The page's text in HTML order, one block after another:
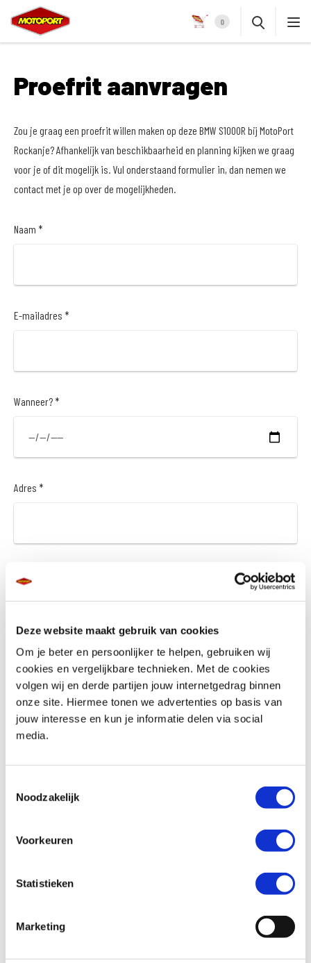
Deze website maakt gebruik van cookies
Om je beter en persoonlijker te helpen, gebruiken wij
cookies en vergelijkbare technieken. Met de cookies
volgen wij en derde partijen jouw internetgedrag binnen
onze site. Hiermee tonen we advertenties op basis van
jouw interesse en kun je informatie delen via social
media.
Noodzakelijk
Voorkeuren
Statistieken
Marketing
0
Proefrit aanvragen
Zou je graag een proefrit willen maken op deze BMW S1000R bij MotoPort
Rockanje? Afhankelijk van beschikbaarheid en planning kijken we graag
voor je of dit mogelijk is. Vul onderstaand formulier in, dan nemen we
contact met je op over de mogelijkheden.
Naam *
E-mailadres *
Wanneer? *
Adres *
Woonplaats *